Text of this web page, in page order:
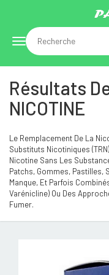
Toggle
navigation
Résultats
NICOTINE
Le Remplacement De La
Substituts Nicotiniques
Nicotine Sans Les
Patchs, Gommes, Pastilles,
Manque, Et Parfois
Varénicline) Ou Des
Fumer.